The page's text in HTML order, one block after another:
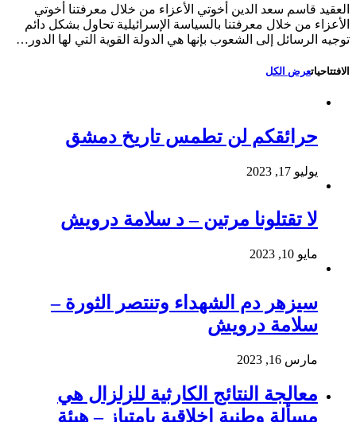
العقيد قاسم سعد الدين أخوتي الأعزاء من خلال معرفتنا أخوتي
الأعزاء من خلال معرفتنا بالسياسة الإسرائيلية تحاول بشكل دائم
توجيه الرسائل إلى الشعوب بإنها هي الدولة القوية التي لها الدور…
الافتتاحياتعرض الكل
حرائقكم لن تطمس تاريخ دمشق
يوليو 17, 2023
لا تقتلونا مرتين – د سلامة درويش
مايو 10, 2023
سيزهر دم الشهداء وتنتصر الثورة –
سلامة درويش
مارس 16, 2023
معالجة النتائج الكارثية للزلزال هي
مسألة وطنية اخلاقية بإمتياز – هيئة